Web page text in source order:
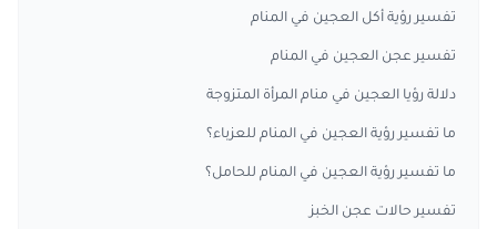
تفسير رؤية أكل العجين في المنام
تفسير عجن العجين في المنام
دلالة رؤيا العجين في منام المرأة المتزوجة
ما تفسير رؤية العجين في المنام للعزباء؟
ما تفسير رؤية العجين في المنام للحامل؟
تفسير حالات عجن الخبز